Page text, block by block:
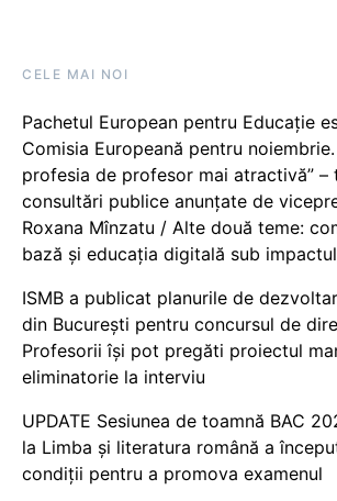
CELE MAI NOI
Pachetul European pentru Educație
Comisia Europeană pentru
profesia de profesor mai atractivă” –
consultări publice anunțate de
Roxana Mînzatu / Alte două teme:
bază și educația digitală sub
ISMB a publicat planurile de
din București pentru concursul de
Profesorii își pot pregăti proiectul
eliminatorie la interviu
UPDATE Sesiunea de toamnă BAC
la Limba și literatura română a
condiții pentru a promova examenul